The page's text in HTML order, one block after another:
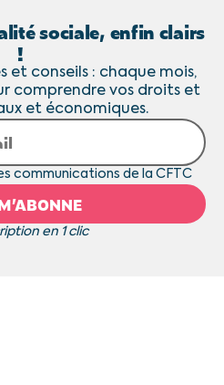
sociale, enfin clairs
!
et conseils : chaque mois,
comprendre vos droits et
et économiques.
en 1 clic
communications de la CFTC